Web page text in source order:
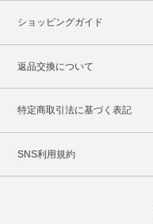
ショッピングガイド
返品交換について
特定商取引法に基づく表記
SNS利用規約